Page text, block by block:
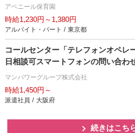
アベニール保育園
時給1,230円～1,380円
アルバイト・パート / 東京都
コールセンター「テレフォンオペレ
日相談可スマートフォンの問い合わ
マンパワーグループ株式会社
時給1,450円～
派遣社員 / 大阪府
続きはこち